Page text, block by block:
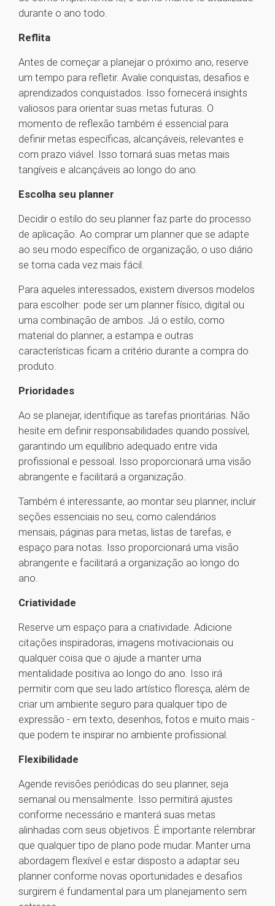
durante o ano todo.
Reflita
Antes de começar a planejar o próximo ano, reserve
um tempo para refletir. Avalie conquistas, desafios e
aprendizados conquistados. Isso fornecerá insights
valiosos para orientar suas metas futuras. O
momento de reflexão também é essencial para
definir metas específicas, alcançáveis, relevantes e
com prazo viável. Isso tornará suas metas mais
tangíveis e alcançáveis ao longo do ano.
Escolha seu planner
Decidir o estilo do seu planner faz parte do processo
de aplicação. Ao comprar um planner que se adapte
ao seu modo específico de organização, o uso diário
se torna cada vez mais fácil.
Para aqueles interessados, existem diversos modelos
para escolher: pode ser um planner físico, digital ou
uma combinação de ambos. Já o estilo, como
material do planner, a estampa e outras
características ficam a critério durante a compra do
produto.
Prioridades
Ao se planejar, identifique as tarefas prioritárias. Não
hesite em definir responsabilidades quando possível,
garantindo um equilíbrio adequado entre vida
profissional e pessoal. Isso proporcionará uma visão
abrangente e facilitará a organização.
Também é interessante, ao montar seu planner, incluir
seções essenciais no seu, como calendários
mensais, páginas para metas, listas de tarefas, e
espaço para notas. Isso proporcionará uma visão
abrangente e facilitará a organização ao longo do
ano.
Criatividade
Reserve um espaço para a criatividade. Adicione
citações inspiradoras, imagens motivacionais ou
qualquer coisa que o ajude a manter uma
mentalidade positiva ao longo do ano. Isso irá
permitir com que seu lado artístico floresça, além de
criar um ambiente seguro para qualquer tipo de
expressão - em texto, desenhos, fotos e muito mais -
que podem te inspirar no ambiente profissional.
Flexibilidade
Agende revisões periódicas do seu planner, seja
semanal ou mensalmente. Isso permitirá ajustes
conforme necessário e manterá suas metas
alinhadas com seus objetivos. É importante relembrar
que qualquer tipo de plano pode mudar. Manter uma
abordagem flexível e estar disposto a adaptar seu
planner conforme novas oportunidades e desafios
surgirem é fundamental para um planejamento sem